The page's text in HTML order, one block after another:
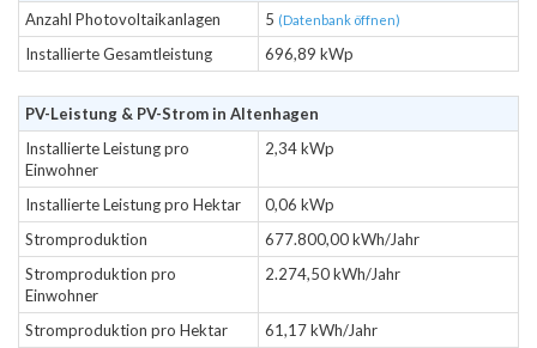
Anzahl Photovoltaikanlagen
5 (Datenbank öffnen)
Installierte Gesamtleistung 696,89 kWp
PV-Leistung & PV-Strom in Altenhagen
Installierte Leistung pro
Einwohner
2,34 kWp
Installierte Leistung pro Hektar
0,06 kWp
Stromproduktion
677.800,00 kWh/Jahr
Stromproduktion pro
Einwohner
2.274,50 kWh/Jahr
Stromproduktion pro Hektar
61,17 kWh/Jahr